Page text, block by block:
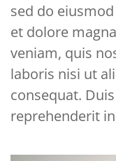
sed do
et dolore
veniam, quis
laboris nisi ut
consequat.
reprehenderit